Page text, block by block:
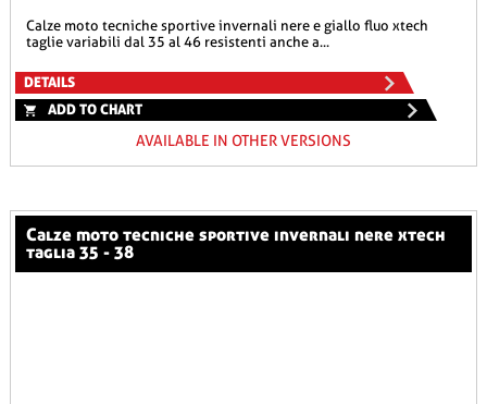
calze moto tecniche sportive invernali nere e giallo fluo xtech
taglie variabili dal 35 al 46 resistenti anche a...
DETAILS
ADD TO CHART
AVAILABLE IN OTHER VERSIONS
calze moto tecniche sportive invernali nere xtech
taglia 35 - 38